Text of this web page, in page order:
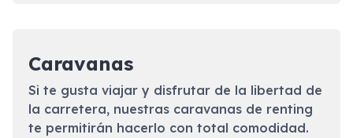
Caravanas
Si te gusta viajar y disfrutar de la libertad de
la carretera, nuestras caravanas de renting
te permitirán hacerlo con total comodidad.